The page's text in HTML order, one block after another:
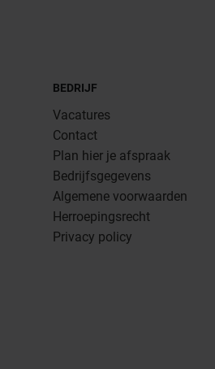
BEDRIJF
Vacatures
Contact
Plan hier je afspraak
Bedrijfsgegevens
Algemene voorwaarden
Herroepingsrecht
Privacy policy